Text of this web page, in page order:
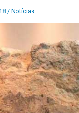
/ Notícias